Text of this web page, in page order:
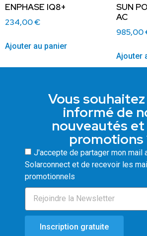
ENPHASE IQ8+
234,00€
Ajouter au panier
SUN
AC
985,00
Ajouter
Vous
informé de
nouveautés et
promotions
J'accepte de partager mon mail
Solarconnect et de recevoir les
promotionnels
Inscription gratuite